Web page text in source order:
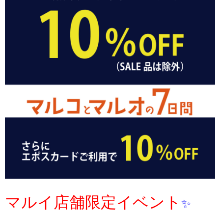
マルイ店舗限定イベント ✨